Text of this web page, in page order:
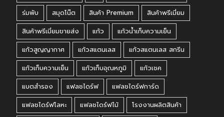
ร่มพับ
สมุดโน๊ต สินค้า Premium
สินค้าพรีเมี่ยม
สินค้าพรีเมี่ยมขายส่ง
แก้ว
แก้วน้ำเก็บความเย็น
แก้วสูญญากาศ
แก้วสแตนเลส
แก้วสแตนเลส สกรีน
แก้วเก็บความเย็น
แก้วเก็บอุณหภูมิ
แก้วเชค
แบตสำรอง
แฟลชไดร์ฟ
แฟลชไดร์ฟการ์ด
แฟลชไดร์ฟโลหะ
แฟลชไดร์ฟไม้
โรงงานผลิตสินค้า